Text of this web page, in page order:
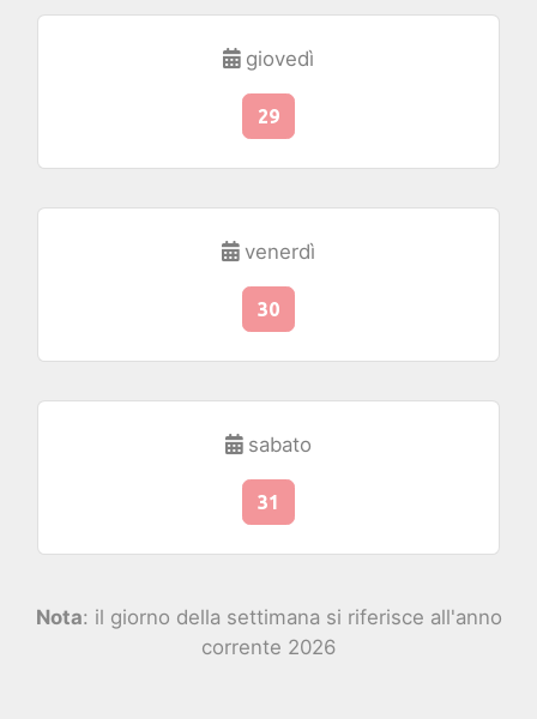
giovedì
29
venerdì
30
sabato
31
Nota: il giorno della settimana si riferisce all'anno
corrente 2026